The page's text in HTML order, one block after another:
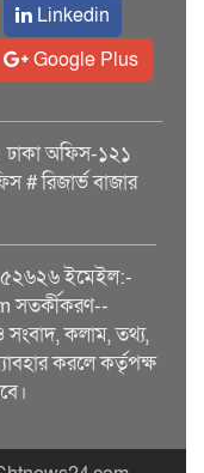
Linkedin
Google Plus
ঢাকা অফিস-১২১
# রিজার্ভ বাজার
ইমেইল:-
সতর্কীকরণ--
কলাম, তথ্য,
করলে কর্তৃপক্ষ